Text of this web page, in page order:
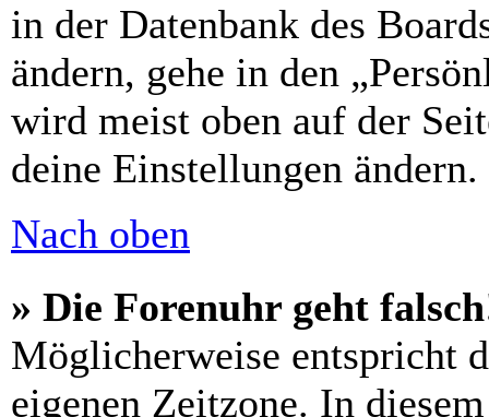
in der Datenbank des
ändern, gehe in den
wird meist oben auf der
deine Einstellungen ändern.
Nach oben
» Die Forenuhr geht
Möglicherweise entspricht
eigenen Zeitzone. In